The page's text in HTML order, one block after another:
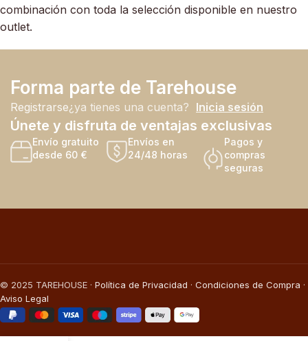
combinación con toda la selección disponible en nuestro
outlet.
Forma parte de Tarehouse
Registrarse¿ya tienes una cuenta? Inicia sesión
Únete y disfruta de ventajas exclusivas
Envío gratuito
desde 60 €
Envíos en
24/48 horas
Pagos y
compras
seguras
© 2025 TAREHOUSE · Política de Privacidad · Condiciones de Compra ·
Aviso Legal